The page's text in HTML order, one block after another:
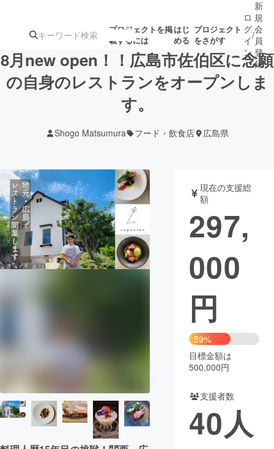
プロジェクトを掲
載するには
はじ
める
プロジェクト
をさがす
注目の新着プロ
テクノロジー・ガジェット
映像・映画 書籍・雑誌
ビジネス・起業 チャレンジ
CAMPFIRE for Social Good
CAMPFIRE Creation
CAMPFIREふるさと納税
コミュニティ
ロ
グ
イ
ン
/
新
規
会
員
登
録
8月new open！！広島市佐伯区に念願
の自身のレストランをオープンしま
す。
Shogo Matsumura フード・飲食店 広島県
現在の支援総
額
297,
000
円
59%
目標金額は
500,000円
支援者数
40人